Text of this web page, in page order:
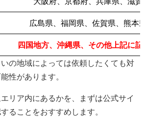
広島県、福岡県、佐賀県、熊本
四国地方、沖縄県、その他上記に
の地域によっては依頼したくても対
性があります。
リア内にあるかを、まずは公式サイ
ることをおすすめします。